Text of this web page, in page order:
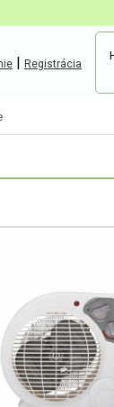
| Registrácia